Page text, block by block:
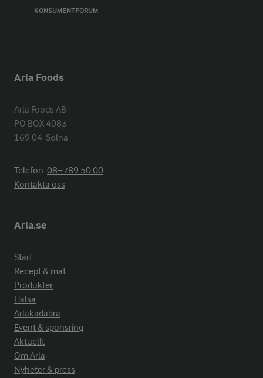
KONSUMENTFORUM
Arla Foods
Arla Foods AB
PO BOX 4083
169 04  Solna
Telefon:08−789 50 00
Kontakta oss
Arla.se
Start
Recept & mat
Produkter
Hälsa
Arlakadabra
Event & sponsring
Aktuellt
Om Arla
Nyheter & press